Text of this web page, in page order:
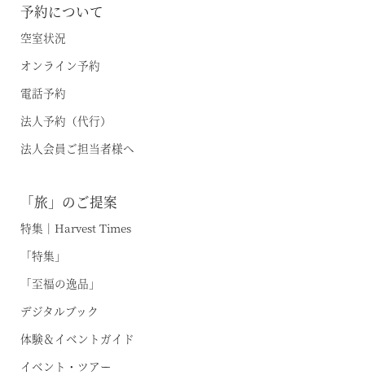
予約について
空室状況
オンライン予約
電話予約
法人予約（代行）
法人会員ご担当者様へ
「旅」のご提案
特集｜Harvest Times
「特集」
「至福の逸品」
デジタルブック
体験＆イベントガイド
イベント・ツアー